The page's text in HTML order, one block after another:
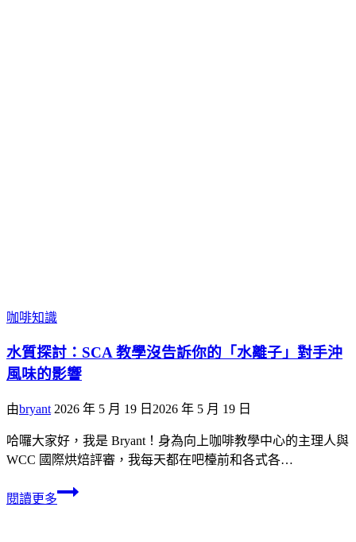
咖啡知識
水質探討：SCA 教學沒告訴你的「水離子」對手沖
風味的影響
由bryant 2026 年 5 月 19 日 2026 年 5 月 19 日
哈囉大家好，我是 Bryant！身為向上咖啡教學中心的主理人與
WCC 國際烘焙評審，我每天都在吧檯前和各式各…
閱讀更多